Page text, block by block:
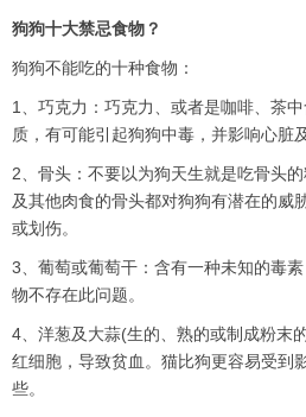
狗狗十大禁忌食物？
狗狗不能吃的十种食物：
1、巧克力：巧克力、或者是咖啡、茶
质，有可能引起狗狗中毒，并影响心脏
2、骨头：不要以为狗天生就是吃骨头
及其他肉食的骨头都对狗狗有潜在的威
或划伤。
3、葡萄或葡萄干：含有一种未知的毒
物不存在此问题。
4、洋葱及大蒜(生的、熟的或制成粉末
红细胞，导致贫血。猫比狗更容易受到
些。